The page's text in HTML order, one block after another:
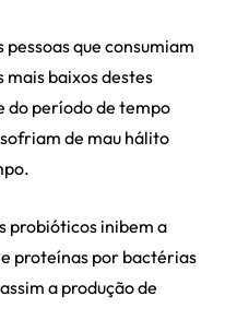
que consumiam
baixos destes
do período de tempo
de mau hálito
probióticos inibem a
proteínas por bactérias
a produção de